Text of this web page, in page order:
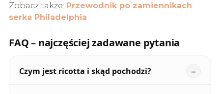
Zobacz także: Przewodnik po zamiennikach
serka Philadelphia
FAQ – najczęściej zadawane pytania
Czym jest ricotta i skąd pochodzi?